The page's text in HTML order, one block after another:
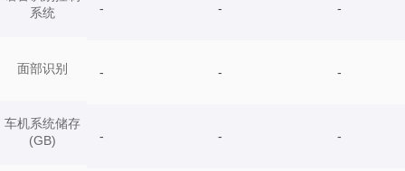
系统
面部识别
车机系统储存
(GB)
- - -
- - -
- - -